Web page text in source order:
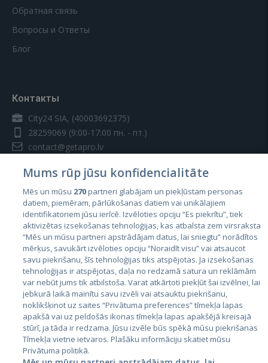
Обратная связь
Вопросы и Ответы
Блог
Контакты
City24 SIA, (40003692375)
28259069 (9:00-17:00 пн. - пт.)
contact@getapro.lv
Страны
Эстония
Латвия
Литва
Mums rūp jūsu konfidencialitāte
Mēs un mūsu 270partneri glabājam un piekļūstam personas
datiem, piemēram, pārlūkošanas datiem vai unikālajiem
identifikatoriem jūsu ierīcē. Izvēloties opciju “Es piekrītu”, tiek
aktivizētas izsekošanas tehnoloģijas, kas atbalsta zem virsraksta
“Mēs un mūsu partneri apstrādājam datus, lai sniegtu” norādītos
mērķus, savukārt izvēloties opciju “Noraidīt visu” vai atsaucot
savu piekrišanu, šīs tehnoloģijas tiks atspējotas. Ja izsekošanas
tehnoloģijas ir atspējotas, daļa no redzamā satura un reklāmām
var nebūt jums tik atbilstoša. Varat atkārtoti piekļūt šai izvēlnei, lai
jebkurā laikā mainītu savu izvēli vai atsauktu piekrišanu,
noklikšķinot uz saites “Privātuma preferences” tīmekļa lapas
apakšā vai uz peldošās ikonas tīmekļa lapas apakšējā kreisajā
stūrī, ja tāda ir redzama. Jūsu izvēle būs spēkā mūsu piekrišanas
Tīmekļa vietne ietvaros. Plašāku informāciju skatiet mūsu
Privātuma politikā.